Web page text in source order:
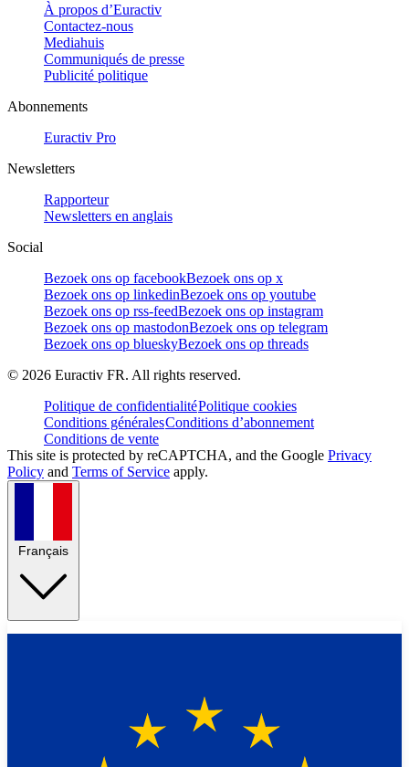
À propos d’Euractiv
Contactez-nous
Mediahuis
Communiqués de presse
Publicité politique
Abonnements
Euractiv Pro
Newsletters
Rapporteur
Newsletters en anglais
Social
Bezoek ons op facebookBezoek ons op x
Bezoek ons op linkedinBezoek ons op youtube
Bezoek ons op rss-feedBezoek ons op instagram
Bezoek ons op mastodonBezoek ons op telegram
Bezoek ons op blueskyBezoek ons op threads
© 2026 Euractiv FR. All rights reserved.
Politique de confidentialitéPolitique cookies
Conditions généralesConditions d’abonnement
Conditions de vente
This site is protected by reCAPTCHA, and the Google Privacy
Policy and Terms of Service apply.
Français